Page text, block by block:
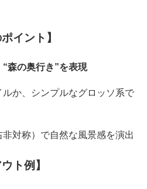
イント】
“森の奥行き”を表現
か、シンプルなグロッソ系で
対称）で自然な風景感を演出
ト例】